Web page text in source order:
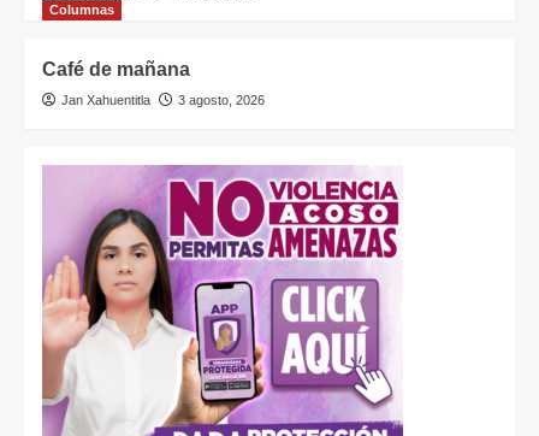
Columnas
Café de mañana
Jan Xahuentitla 3 agosto, 2026